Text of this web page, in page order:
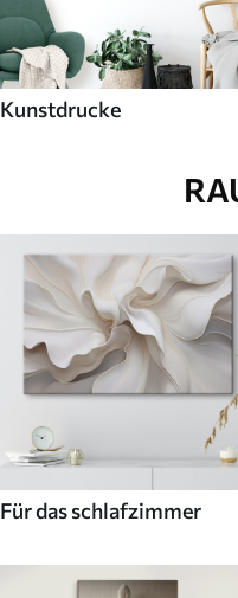
Kunstdrucke
Für das schlafzimmer